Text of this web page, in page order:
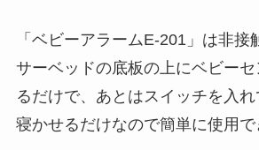
「ベビーアラームE-201」は非接
サーベッドの底板の上にベビー
るだけで、あとはスイッチを入
寝かせるだけなので簡単に使用で